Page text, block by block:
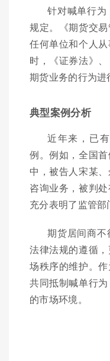
针对喊单行
规定。《期货交
任何单位和个人
时，《证券法》
期货业务的行为进
典型案例分析
近年来，已
例。例如，全国
中，被告人宋某
咨询业务，被判
充分表明了监管部
期货居间商
法律法规的遵循
场秩序的维护。
共同抵制喊单行
的市场环境。